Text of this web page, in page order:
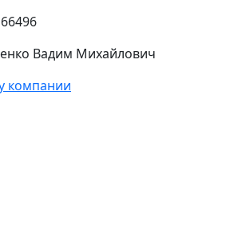
Вадим Михайлович
компании